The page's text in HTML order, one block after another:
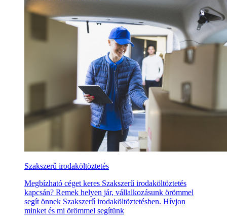
Szakszerű irodaköltöztetés
Megbízható céget keres Szakszerű irodaköltöztetés
kapcsán? Remek helyen jár, vállalkozásunk örömmel
segít önnek Szakszerű irodaköltöztetésben. Hívjon
minket és mi örömmel segítünk